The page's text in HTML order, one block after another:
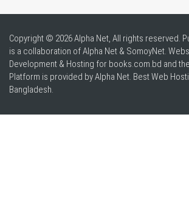
Copyright © 2026 Alpha Net, All rights reserved.
is a collaboration of Alpha Net & SomoyNet.
Development & Hosting for books.com.bd and
Platform is provided by Alpha Net. BestWeb
Bangladesh.